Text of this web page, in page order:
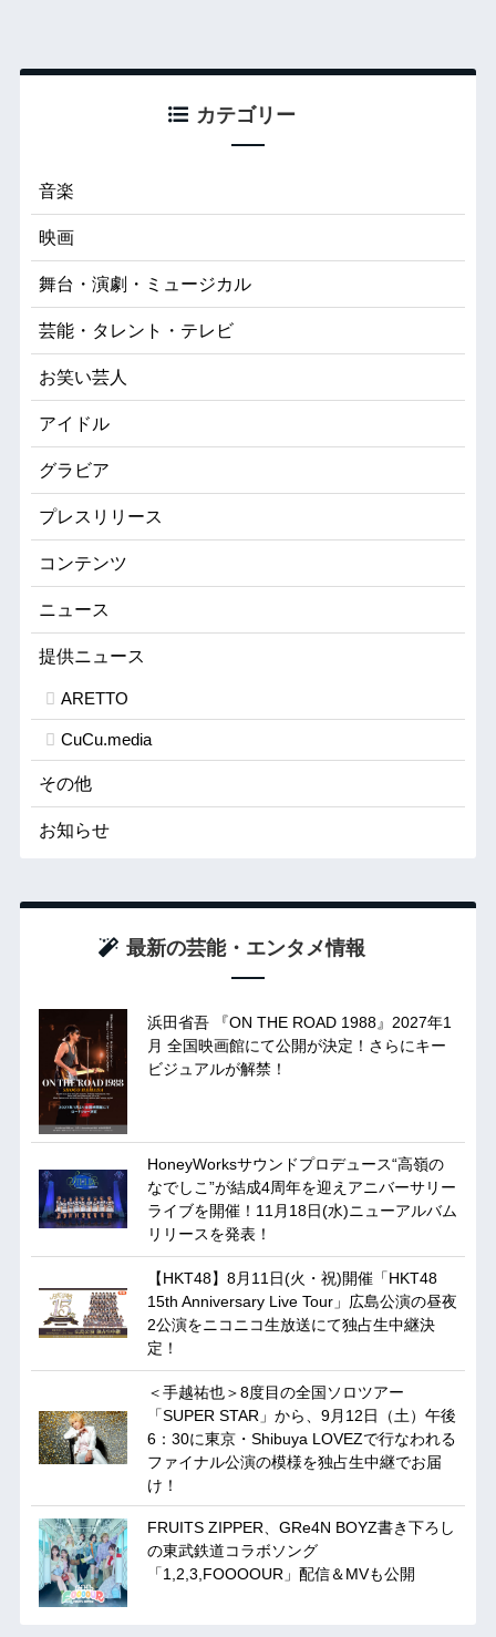
カテゴリー
音楽
映画
舞台・演劇・ミュージカル
芸能・タレント・テレビ
お笑い芸人
アイドル
グラビア
プレスリリース
コンテンツ
ニュース
提供ニュース
ARETTO
CuCu.media
その他
お知らせ
最新の芸能・エンタメ情報
浜田省吾 『ON THE ROAD 1988』2027年1
月 全国映画館にて公開が決定！さらにキー
ビジュアルが解禁！
HoneyWorksサウンドプロデュース“高嶺の
なでしこ”が結成4周年を迎えアニバーサリー
ライブを開催！11月18日(水)ニューアルバム
リリースを発表！
【HKT48】8月11日(火・祝)開催「HKT48
15th Anniversary Live Tour」広島公演の昼夜
2公演をニコニコ生放送にて独占生中継決
定！
＜手越祐也＞8度目の全国ソロツアー
「SUPER STAR」から、9月12日（土）午後
6：30に東京・Shibuya LOVEZで行なわれる
ファイナル公演の模様を独占生中継でお届
け！
FRUITS ZIPPER、GRe4N BOYZ書き下ろし
の東武鉄道コラボソング
「1,2,3,FOOOOUR」配信＆MVも公開